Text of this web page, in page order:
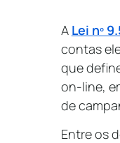
A Lei nº
contas
que
on-line,
de
Entre os